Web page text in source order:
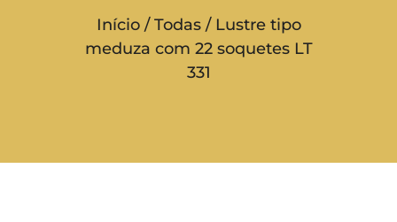
Início/Todas/ Lustre tipo
meduza com 22 soquetes LT
331